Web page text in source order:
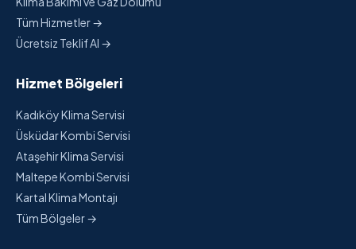
Tüm Hizmetler →
Ücretsiz Teklif Al →
Hizmet Bölgeleri
Kadıköy Klima Servisi
Üsküdar Kombi Servisi
Ataşehir Klima Servisi
Maltepe Kombi Servisi
Kartal Klima Montajı
Tüm Bölgeler →